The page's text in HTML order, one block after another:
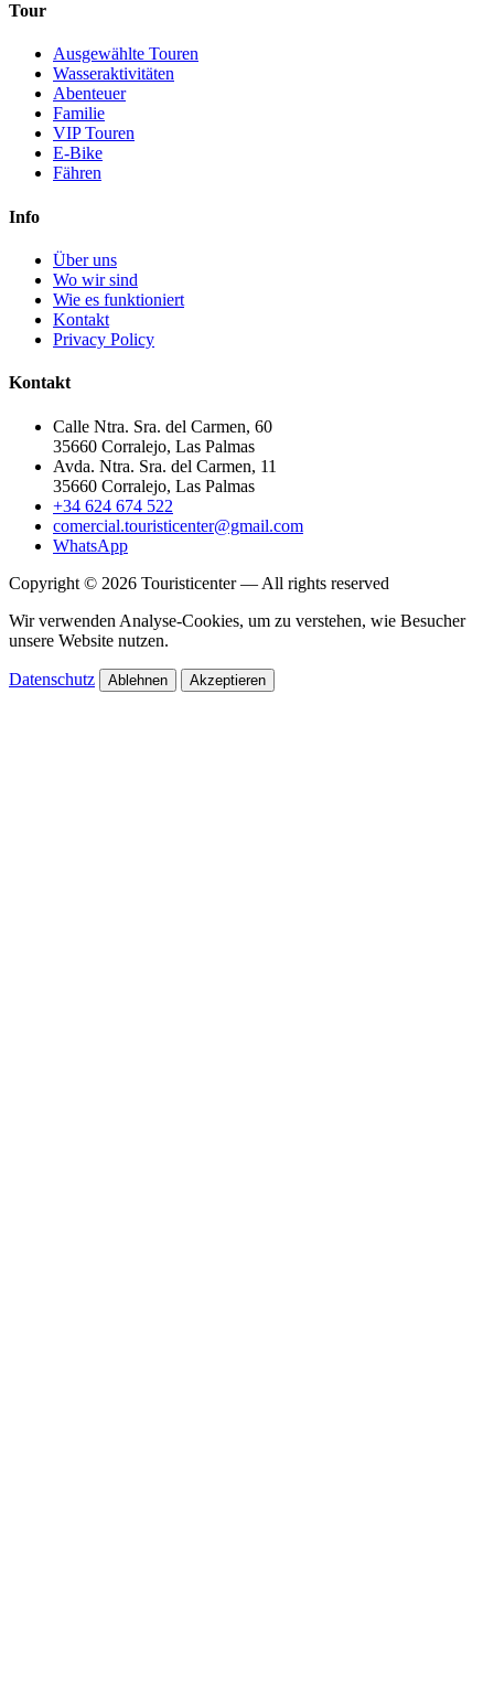
Tour
Ausgewählte Touren
Wasseraktivitäten
Abenteuer
Familie
VIP Touren
E-Bike
Fähren
Info
Über uns
Wo wir sind
Wie es funktioniert
Kontakt
Privacy Policy
Kontakt
Calle Ntra. Sra. del Carmen, 60
35660 Corralejo, Las Palmas
Avda. Ntra. Sra. del Carmen, 11
35660 Corralejo, Las Palmas
+34 624 674 522
comercial.touristicenter@gmail.com
WhatsApp
Copyright © 2026 Touristicenter — All rights reserved
Wir verwenden Analyse-Cookies, um zu verstehen, wie Besucher
unsere Website nutzen.
Datenschutz Ablehnen Akzeptieren